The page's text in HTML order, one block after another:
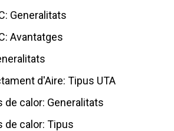
Generalitats
Avantatges
d'Aire: Tipus UTA
de calor: Generalitats
de calor: Tipus